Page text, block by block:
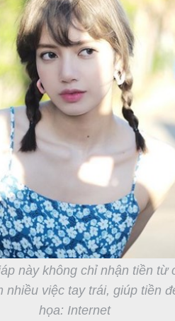
này không chỉ nhận tiền từ
nhiều việc tay trái, giúp tiền
họa: Internet